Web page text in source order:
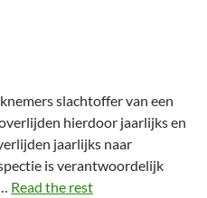
slachtoffer van een
hierdoor jaarlijks en
jaarlijks naar
is verantwoordelijk
Read the rest